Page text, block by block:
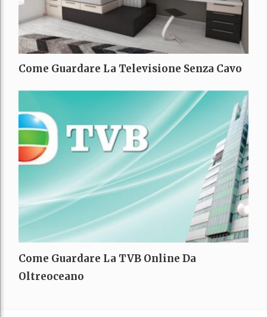
Come Guardare La Televisione Senza Cavo
Come Guardare La TVB Online Da
Oltreoceano